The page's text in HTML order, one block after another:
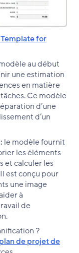
for
au début
une estimation
en matière
Ce modèle
d’une
d’un
le modèle fournit
les éléments
et calculer les
est conçu pour
une image
à
de
?
de projet de